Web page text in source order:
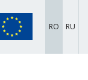
RO RU